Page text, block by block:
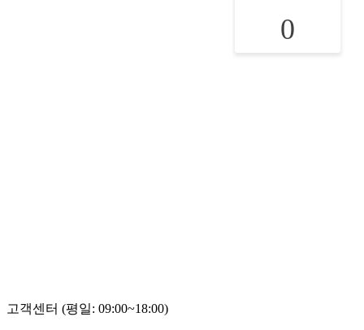
0
고객센터 (평일: 09:00~18:00)